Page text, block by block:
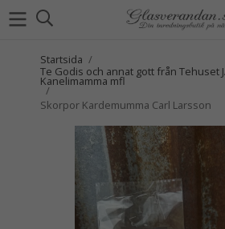
Startsida /
Te Godis och annat gott från Tehuset
Kanelimamma mfl
/
Skorpor Kardemumma Carl Larsson